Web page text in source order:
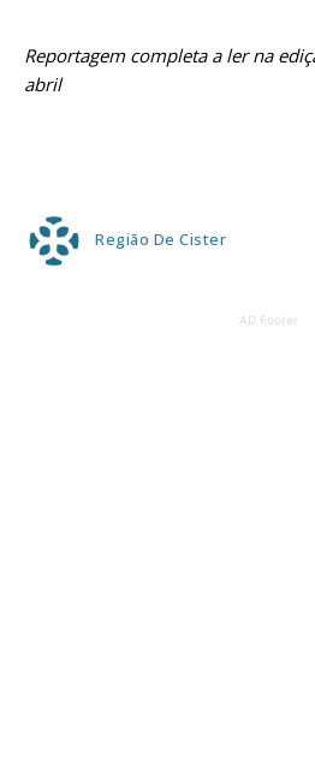
Reportagem completa a ler na
abril
Região De Cister
AD Footer